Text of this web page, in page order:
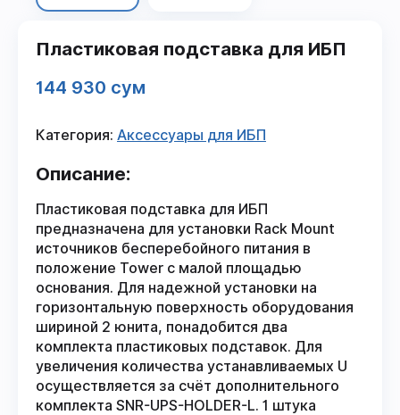
Пластиковая подставка для ИБП
144 930 сум
Категория: Аксессуары для ИБП
Описание:
Пластиковая подставка для ИБП
предназначена для установки Rack Mount
источников бесперебойного питания в
положение Tower с малой площадью
основания. Для надежной установки на
горизонтальную поверхность оборудования
шириной 2 юнита, понадобится два
комплекта пластиковых подставок. Для
увеличения количества устанавливаемых U
осуществляется за счёт дополнительного
комплекта SNR-UPS-HOLDER-L. 1 штука